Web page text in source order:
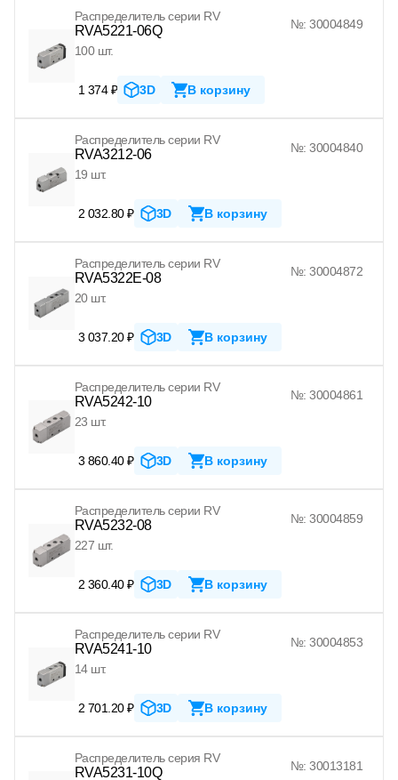
Распределитель серии RV
RVA5221-06Q
№: 30004849
100 шт.
1 374 ₽ 3D В корзину
Распределитель серии RV
RVA3212-06
№: 30004840
19 шт.
2 032.80 ₽ 3D В корзину
Распределитель серии RV
RVA5322E-08
№: 30004872
20 шт.
3 037.20 ₽ 3D В корзину
Распределитель серии RV
RVA5242-10
№: 30004861
23 шт.
3 860.40 ₽ 3D В корзину
Распределитель серии RV
RVA5232-08
№: 30004859
227 шт.
2 360.40 ₽ 3D В корзину
Распределитель серии RV
RVA5241-10
№: 30004853
14 шт.
2 701.20 ₽ 3D В корзину
Распределитель серия RV
RVA5231-10Q
№: 30013181